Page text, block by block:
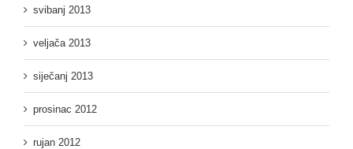
svibanj 2013
veljača 2013
siječanj 2013
prosinac 2012
rujan 2012